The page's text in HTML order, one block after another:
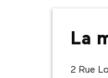
La
2 Rue